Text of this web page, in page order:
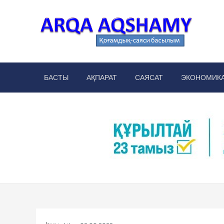
БАСТЫ АҚПАРАТ САЯСАТ